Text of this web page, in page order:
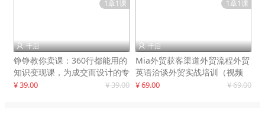
1章1课
 千启
铮铮教你卖课：360行都能用的
知识变现课，为成交而设计的专
属课程
¥ 39.00 ¥ 39.00
1章1课
 千启
Mia外贸获客渠道外贸流程外贸
英语洽谈外贸实战培训（视频
课）价值399元
¥ 69.00 ¥ 69.00